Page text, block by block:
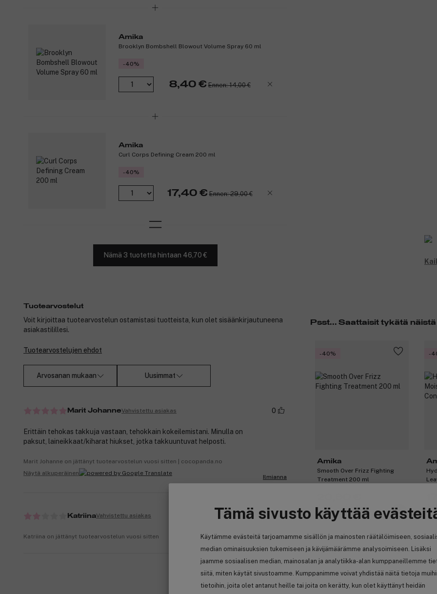
Tämä sivusto käyttää
Käytämme evästeitä tarjoamamme sisällön ja mainosten räätälöimiseen,
median ominaisuuksien tukemiseen ja kävijämäärämme analysoimiseen. Lisäksi
jaamme sosiaalisen median, mainosalan ja analytiikka-alan kumppaneillemme
siitä, miten käytät sivustoamme. Kumppanimme voivat yhdistää näitä tietoja
tietoihin, joita olet antanut heille tai joita on kerätty, kun olet käyttänyt heidän
Amika
Brooklyn Bombshell Blowout Volume Spray 60 ml
-40%
8,40 € Ennen: 14,00 €
Amika
Curl Corps Defining Cream 200 ml
-40%
17,40 € Ennen: 29,00 €
Nämä 3 tuotetta hintaan 46,70 €
Psst... Saattaisit tykätä näistä
-40%
Amika
Smooth Over Frizz Fighting
Treatment 200 ml
Aiemmin 34,90 €
10,45 € / 100ml
-
-40% -
Tuotearvostelut
Voit kirjoittaa tuotearvostelun ostamistasi tuotteista, kun olet sisäänkirjautuneena
asiakastilillesi.
Tuotearvostelujen ehdot
Arvosanan mukaan Uusimmat
Marit JohanneVahvistettu asiakas 0
Erittäin tehokas takkuja vastaan, tehokkain kokeilemistani. Minulla on
paksut, laineikkaat/kiharat hiukset, jotka takkuuntuvat helposti.
Marit Johanne on jättänyt tuotearvostelun vuosi sitten | cocopanda.no
Näytä alkuperäinen
Ilmianna
KatriinaVahvistettu asiakas 0
Katriina on jättänyt tuotearvostelun vuosi sitten Ilmianna